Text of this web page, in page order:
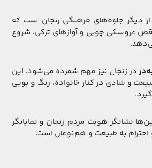
از دیگر جلوه‌های فرهنگی زنجان است که
رقص عروسکی چوبی و آوازهای ترکی، شروع
در زنجان نیز مهم شمرده می‌شود. این
و شادی در کنار خانواده، رنگ و بویی
نشانگر هویت مردم زنجان و نمایانگر
احترام به طبیعت و هم‌نوعان است.